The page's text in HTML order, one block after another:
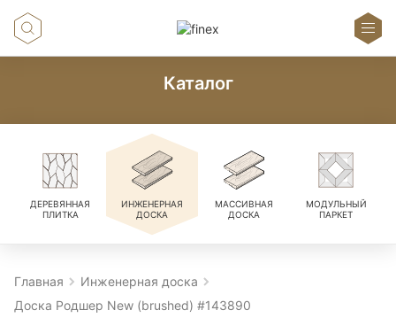
Каталог
ДЕРЕВЯННАЯ
ПЛИТКА
ИНЖЕНЕРНАЯ
ДОСКА
МАССИВНАЯ
ДОСКА
МОДУЛЬНЫЙ
ПАРКЕТ
Главная
Инженерная доска
Доска Родшер New (brushed) #143890